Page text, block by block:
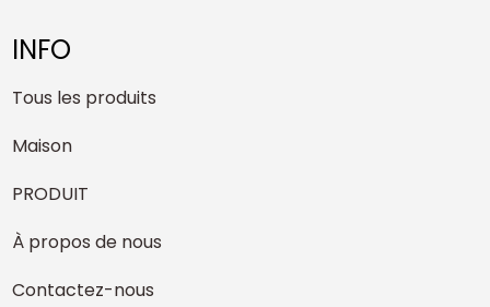
INFO
Tous les produits
Maison
PRODUIT
À propos de nous
Contactez-nous